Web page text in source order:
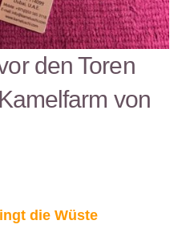
den Toren
von
die Wüste